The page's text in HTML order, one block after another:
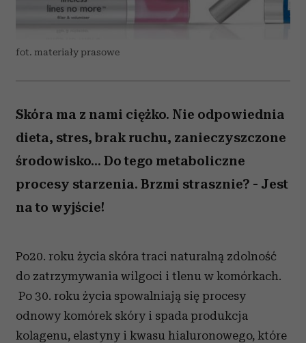
fot. materiały prasowe
Skóra ma z nami ciężko. Nie odpowiednia
dieta, stres, brak ruchu, zanieczyszczone
środowisko... Do tego metaboliczne
procesy starzenia. Brzmi strasznie? - Jest
na to wyjście!
Po20. roku życia skóra traci naturalną zdolność
do zatrzymywania wilgoci i tlenu w komórkach.
Po 30. roku życia spowalniają się procesy
odnowy komórek skóry i spada produkcja
kolagenu, elastyny i kwasu hialuronowego, które